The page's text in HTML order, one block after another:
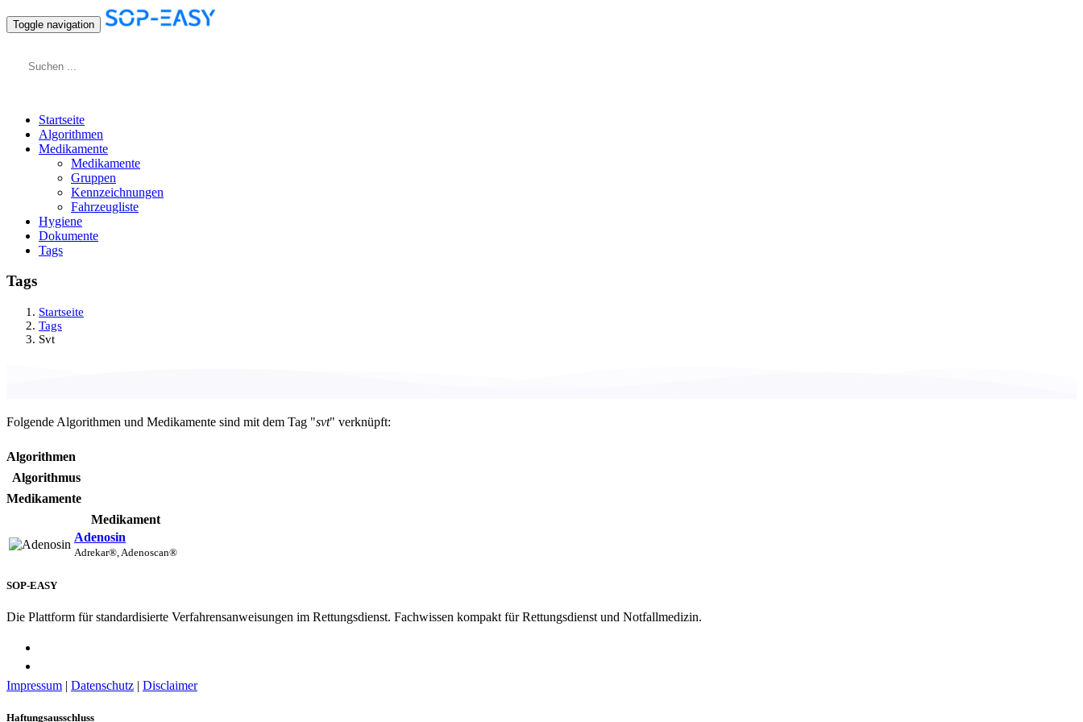
Toggle navigation
Startseite
Algorithmen
Medikamente
Medikamente
Gruppen
Kennzeichnungen
Fahrzeugliste
Hygiene
Dokumente
Tags
Tags
Startseite
Tags
Svt
Folgende Algorithmen und Medikamente sind mit dem Tag "svt" verknüpft:
Algorithmen
Algorithmus
Medikamente
Medikament
Adenosin
Adrekar®, Adenoscan®
SOP-EASY
Die Plattform für standardisierte Verfahrensanweisungen im Rettungsdienst. Fachwissen kompakt für Rettungsdienst und Notfallmedizin.
Impressum | Datenschutz | Disclaimer
Haftungsausschluss